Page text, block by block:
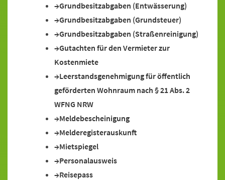
Grundbesitzabgaben (Entwässerung)
Grundbesitzabgaben (Grundsteuer)
Grundbesitzabgaben (Straßenreinigung)
Gutachten für den Vermieter zur
Kostenmiete
Leerstandsgenehmigung für öffentlich
geförderten Wohnraum nach § 21 Abs. 2
WFNG NRW
Meldebescheinigung
Melderegisterauskunft
Mietspiegel
Personalausweis
Reisepass